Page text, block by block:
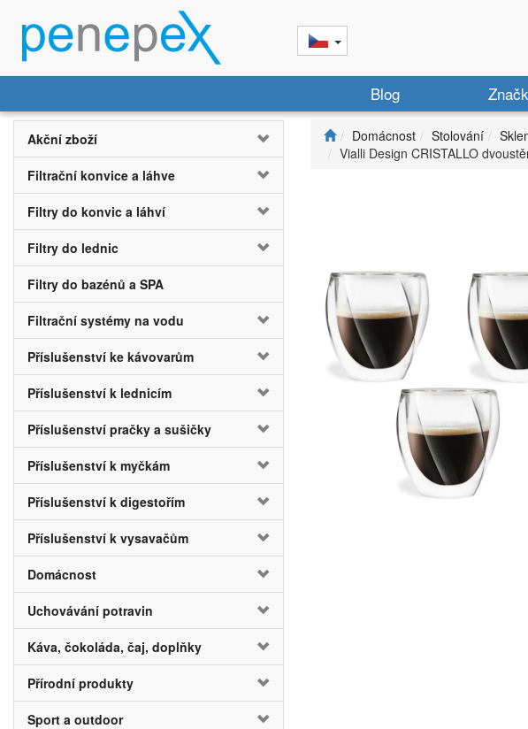
Blog
Akční zboží
Filtrační konvice a láhve
Filtry do konvic a láhví
Filtry do lednic
Filtry do bazénů a SPA
Filtrační systémy na vodu
Příslušenství ke kávovarům
Příslušenství k lednicím
Příslušenství pračky a sušičky
Příslušenství k myčkám
Příslušenství k digestořím
Příslušenství k vysavačům
Domácnost
Uchovávání potravin
Káva, čokoláda, čaj, doplňky
Přírodní produkty
Sport a outdoor
Domácnost Stolování
Vialli Design CRISTALLO